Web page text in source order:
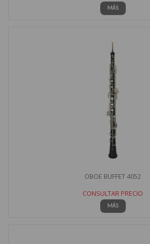
MÁS
OBOE BUFFET 4052
CONSULTAR PRECIO
MÁS